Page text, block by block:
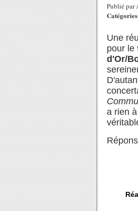
Publié par
Une
pour le
d'Or/
a rien